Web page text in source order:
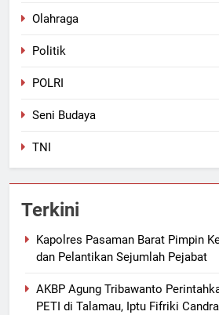
Olahraga
Politik
POLRI
Seni Budaya
TNI
Terkini
Kapolres Pasaman Barat Pimpin
dan Pelantikan Sejumlah Pejabat
AKBP Agung Tribawanto
PETI di Talamau, Iptu Fifriki